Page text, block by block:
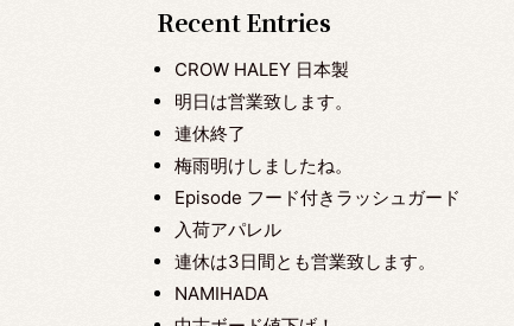
Recent Entries
CROW HALEY 日本製
明日は営業致します。
連休終了
梅雨明けしましたね。
Episode フード付きラッシュガード
入荷アパレル
連休は3日間とも営業致します。
NAMIHADA